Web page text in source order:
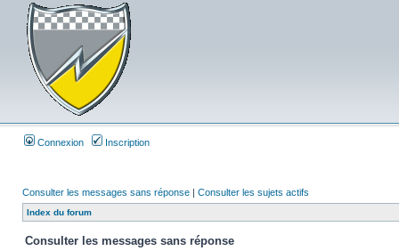
Connexion Inscription
Consulter les messages sans réponse | Consulter les sujets actifs
Index du forum
Consulter les messages sans réponse